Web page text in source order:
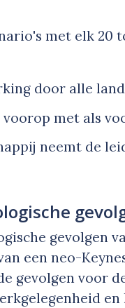
met elk 20
door alle
met als
neemt de
gevolgen
een neo-
gevolgen voor